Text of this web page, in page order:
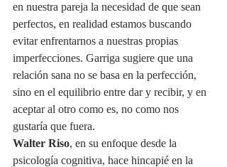
en nuestra pareja la necesidad de que sean
perfectos, en realidad estamos buscando
evitar enfrentarnos a nuestras propias
imperfecciones. Garriga sugiere que una
relación sana no se basa en la perfección,
sino en el equilibrio entre dar y recibir, y en
aceptar al otro como es, no como nos
gustaría que fuera.
Walter Riso, en su enfoque desde la
psicología cognitiva, hace hincapié en la